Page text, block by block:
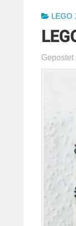
LEGO
Gepostet